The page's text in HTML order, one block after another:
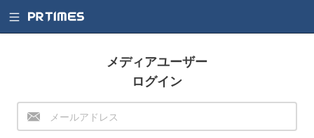
メディアユーザー
ログイン